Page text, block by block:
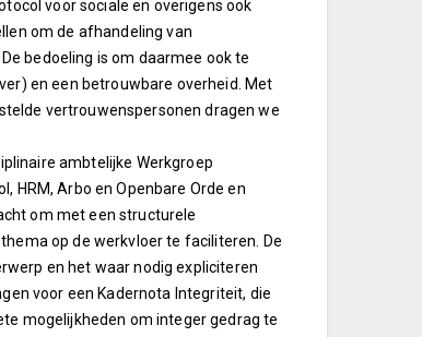
voor sociale en overigens ook
om de afhandeling van
bedoeling is om daarmee ook te
en een betrouwbare overheid. Met
vertrouwenspersonen dragen we
ambtelijke Werkgroep
HRM, Arbo en Openbare Orde en
om met een structurele
op de werkvloer te faciliteren. De
en het waar nodig expliciteren
voor een Kadernota Integriteit, die
mogelijkheden om integer gedrag te